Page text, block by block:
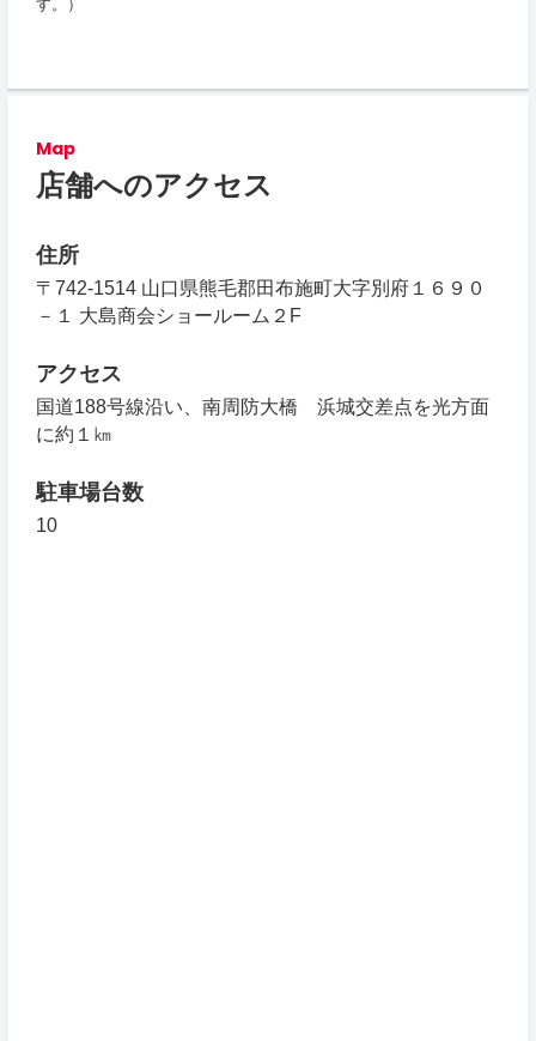
す。）
Map
店舗へのアクセス
住所
〒742-1514 山口県熊毛郡田布施町大字別府１６９０
－１ 大島商会ショールーム２F
アクセス
国道188号線沿い、南周防大橋 浜城交差点を光方面
に約１㎞
駐車場台数
10